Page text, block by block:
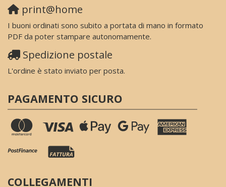
print@home
I buoni ordinati sono subito a portata di mano in formato
PDF da poter stampare autonomamente.
Spedizione postale
L'ordine è stato inviato per posta.
PAGAMENTO SICURO
COLLEGAMENTI